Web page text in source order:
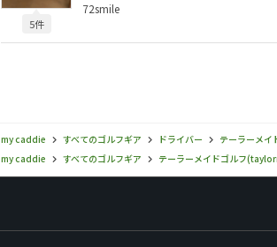
5件
72smile
my caddie すべてのゴルフギア ドライバー テーラーメ
my caddie
すべてのゴルフギア テーラーメイドゴルフ